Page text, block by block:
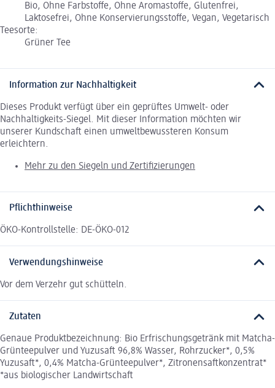
Bio, Ohne Farbstoffe, Ohne Aromastoffe, Glutenfrei,
Laktosefrei, Ohne Konservierungsstoffe, Vegan, Vegetarisch
Teesorte:
Grüner Tee
Information zur Nachhaltigkeit
Dieses Produkt verfügt über ein geprüftes Umwelt- oder
Nachhaltigkeits-Siegel. Mit dieser Information möchten wir
unserer Kundschaft einen umweltbewussteren Konsum
erleichtern.
Mehr zu den Siegeln und Zertifizierungen
Pflichthinweise
ÖKO-Kontrollstelle: DE-ÖKO-012
Verwendungshinweise
Vor dem Verzehr gut schütteln.
Zutaten
Genaue Produktbezeichnung: Bio Erfrischungsgetränk mit Matcha-
Grünteepulver und Yuzusaft 96,8% Wasser, Rohrzucker*, 0,5%
Yuzusaft*, 0,4% Matcha-Grünteepulver*, Zitronensaftkonzentrat*
*aus biologischer Landwirtschaft